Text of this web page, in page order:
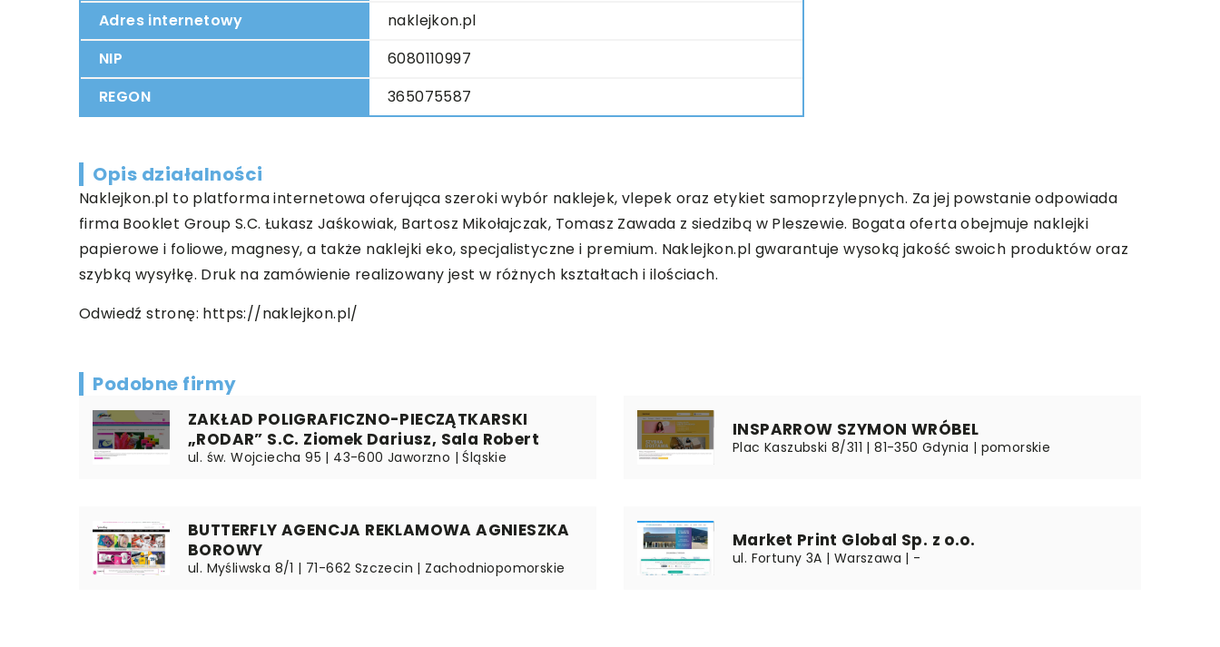
Adres internetowy
naklejkon.pl
NIP
6080110997
REGON
365075587
Opis działalności
Naklejkon.pl to platforma internetowa oferująca szeroki wybór naklejek, vlepek oraz etykiet samoprzylepnych. Za jej powstanie odpowiada
firma Booklet Group S.C. Łukasz Jaśkowiak, Bartosz Mikołajczak, Tomasz Zawada z siedzibą w Pleszewie. Bogata oferta obejmuje naklejki
papierowe i foliowe, magnesy, a także naklejki eko, specjalistyczne i premium. Naklejkon.pl gwarantuje wysoką jakość swoich produktów oraz
szybką wysyłkę. Druk na zamówienie realizowany jest w różnych kształtach i ilościach.
Odwiedź stronę: https://naklejkon.pl/
Podobne firmy
ZAKŁAD POLIGRAFICZNO-PIECZĄTKARSKI
„RODAR” S.C. Ziomek Dariusz, Sala Robert
ul. św. Wojciecha 95 | 43-600 Jaworzno | Śląskie
INSPARROW SZYMON WRÓBEL
Plac Kaszubski 8/311 | 81-350 Gdynia | pomorskie
BUTTERFLY AGENCJA REKLAMOWA AGNIESZKA
BOROWY
ul. Myśliwska 8/1 | 71-662 Szczecin | Zachodniopomorskie
Market Print Global Sp. z o.o.
ul. Fortuny 3A | Warszawa | -